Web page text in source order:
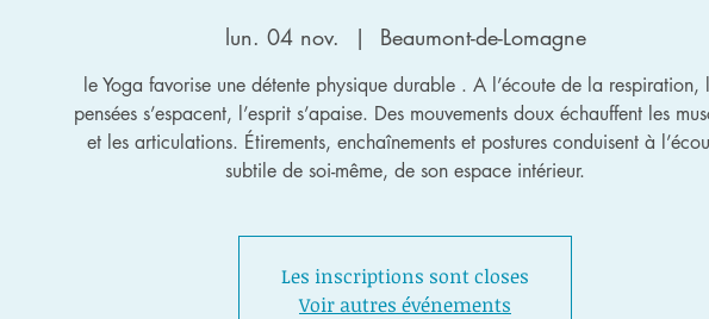
lun. 04 nov.
  |
Beaumont-de-Lomagne
le Yoga favorise une détente physique durable . A l’écoute de la respiration,
pensées s’espacent, l’esprit s’apaise. Des mouvements doux échauffent les
et les articulations. Étirements, enchaînements et postures conduisent à
subtile de soi-même, de son espace intérieur.
Les inscriptions sont closes
Voir autres événements